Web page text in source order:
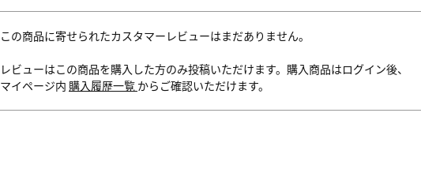
この商品に寄せられたカスタマーレビューはまだありません。
レビューはこの商品を購入した方のみ投稿いただけます。購入商品はログイン後、
マイページ内 購入履歴一覧 からご確認いただけます。